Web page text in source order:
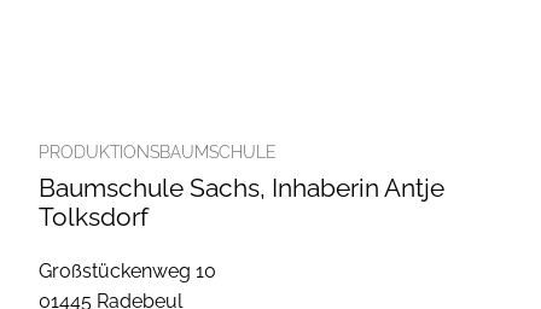
PRODUKTIONSBAUMSCHULE
Baumschule Sachs, Inhaberin Antje
Tolksdorf
Großstückenweg 10
01445 Radebeul